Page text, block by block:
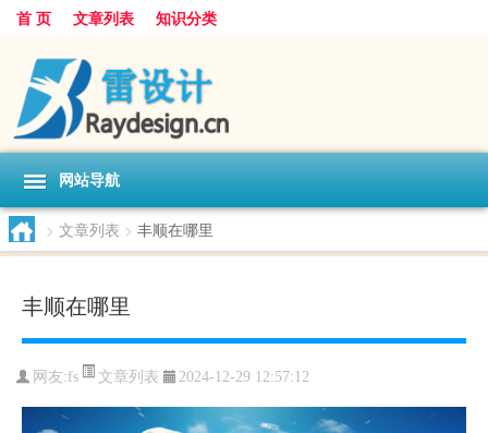
首 页 文章列表 知识分类
网站导航
> 文章列表 > 丰顺在哪里
丰顺在哪里
网友:fs 文章列表 2024-12-29 12:57:12